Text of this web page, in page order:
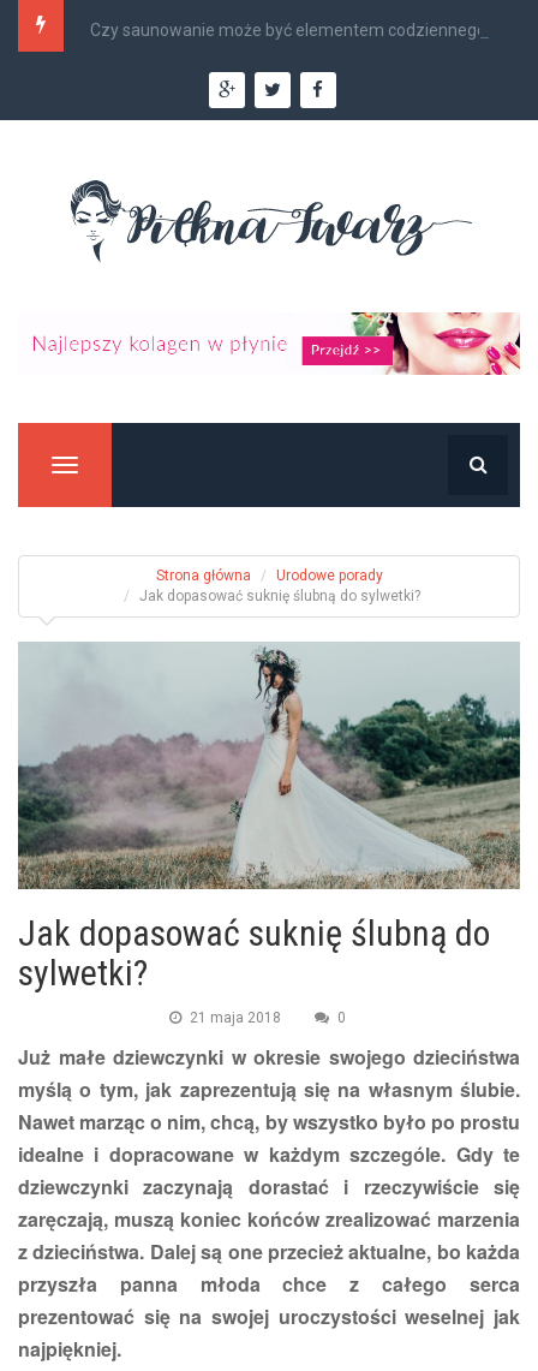
Czy saunowanie może być elementem codziennego...
Manu
Strona główna
Urodowe porady
Jak dopasować suknię ślubną do sylwetki?
Jak dopasować suknię ślubną do
sylwetki?
21 maja 2018 0
Już małe dziewczynki w okresie swojego dzieciństwa
myślą o tym, jak zaprezentują się na własnym ślubie.
Nawet marząc o nim, chcą, by wszystko było po prostu
idealne i dopracowane w każdym szczególe. Gdy te
dziewczynki zaczynają dorastać i rzeczywiście się
zaręczają, muszą koniec końców zrealizować marzenia
z dzieciństwa. Dalej są one przecież aktualne, bo każda
przyszła panna młoda chce z całego serca
prezentować się na swojej uroczystości weselnej jak
najpiękniej.